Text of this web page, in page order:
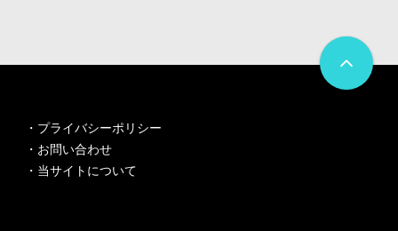
・ プライバシーポリシー
・ お問い合わせ
・ 当サイトについて